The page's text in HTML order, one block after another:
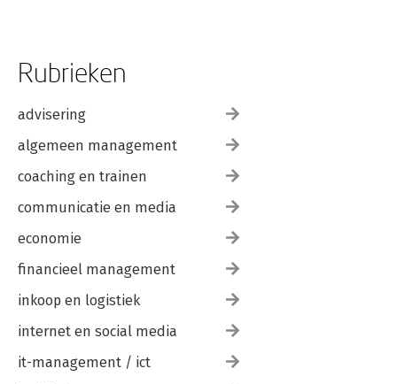
Rubrieken
advisering
algemeen management
coaching en trainen
communicatie en media
economie
financieel management
inkoop en logistiek
internet en social media
it-management / ict